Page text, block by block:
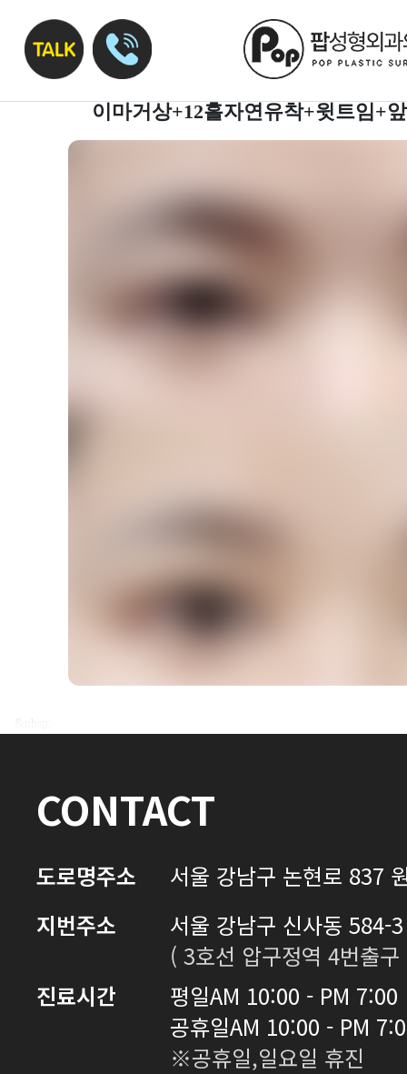
이마거상+12홀자연유착+윗트임+
CONTACT
도로명주소
서울 강남구 논현로 837
지번주소
서울 강남구 신사동 584-
( 3호선 압구정역 4번출
진료시간
평일AM 10:00 - PM 7:00
공휴일AM 10:00 - PM
※공휴일,일요일 휴진